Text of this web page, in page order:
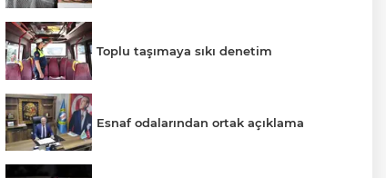
Toplu taşımaya sıkı denetim
Esnaf odalarından ortak açıklama